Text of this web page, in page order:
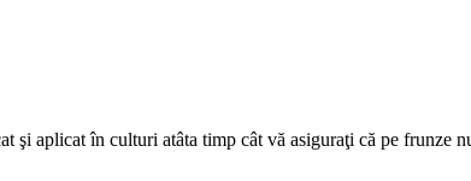
şi aplicat în culturi atâta timp cât vă asiguraţi că pe frunze